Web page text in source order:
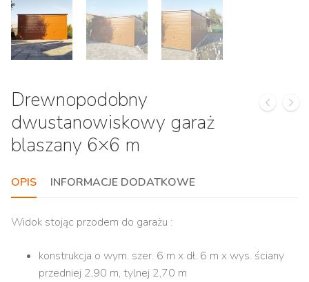
Drewnopodobny
dwustanowiskowy garaż
blaszany 6×6 m
OPIS INFORMACJE DODATKOWE
Widok stojąc przodem do garażu :
konstrukcja o wym. szer. 6 m x dł. 6 m x wys. ściany
przedniej 2,90 m, tylnej 2,70 m